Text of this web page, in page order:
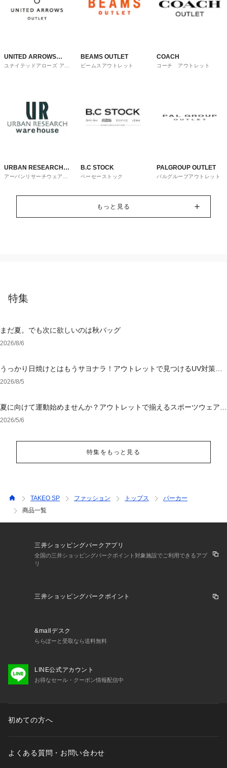
UNITED ARROWS
OUTLET
ユナイテッドアローズ アウ
BEAMS OUTLET
ビームスアウトレット
COACH
コーチ アウトレット
URBAN RESEARCH
ware house
アーバンリサーチウェアハ
B.C STOCK
ベーセーストック
PALGROUP OUTLET
パルグループアウトレット
もっと見る
特集
まだ夏。でも次に欲しいのは秋バッグ
2026/8/6
うっかり日焼けとはもうサヨナラ！アウトレットで見つけるUV対策ウ
ェア
2026/8/5
夏に向けて運動始めませんか？アウトレットで揃えるスポーツウェア＆
シューズ
2026/5/6
特集をもっと見る
TAKEO SP ファッション トップス
パーカー
商品一覧
三井ショッピングパークアプリ
全国の三井ショッピングパークポイント対象施設でご利用できるアプ
リ
三井ショッピングパークポイント
&mallデスク
ららぽーと受取なら送料無料
LINE公式アカウント
お得なセール・クーポン情報配信中
初めての方へ
よくある質問・お問い合わせ